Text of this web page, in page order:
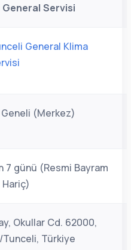
Servisi
General Klima
(Merkez)
7 günü (Resmi Bayram
Okullar Cd. 62000,
Türkiye